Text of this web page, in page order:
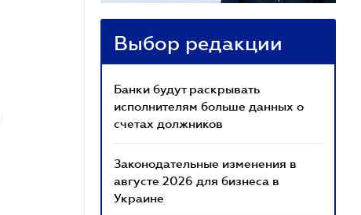
Выбор редакции
Банки будут раскрывать
исполнителям больше данных о
счетах должников
Законодательные изменения в
августе 2026 для бизнеса в
Украине